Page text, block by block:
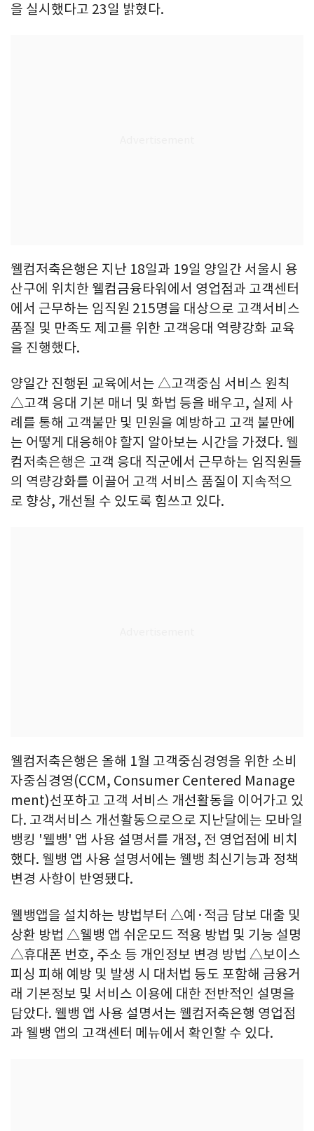
을 실시했다고 23일 밝혔다.
웰컴저축은행은 지난 18일과 19일 양일간 서울시 용
산구에 위치한 웰컴금융타워에서 영업점과 고객센터
에서 근무하는 임직원 215명을 대상으로 고객서비스
품질 및 만족도 제고를 위한 고객응대 역량강화 교육
을 진행했다.
양일간 진행된 교육에서는 △고객중심 서비스 원칙
△고객 응대 기본 매너 및 화법 등을 배우고, 실제 사
례를 통해 고객불만 및 민원을 예방하고 고객 불만에
는 어떻게 대응해야 할지 알아보는 시간을 가졌다. 웰
컴저축은행은 고객 응대 직군에서 근무하는 임직원들
의 역량강화를 이끌어 고객 서비스 품질이 지속적으
로 향상, 개선될 수 있도록 힘쓰고 있다.
웰컴저축은행은 올해 1월 고객중심경영을 위한 소비
자중심경영(CCM, Consumer Centered Manage
ment)선포하고 고객 서비스 개선활동을 이어가고 있
다. 고객서비스 개선활동으로으로 지난달에는 모바일
뱅킹 '웰뱅' 앱 사용 설명서를 개정, 전 영업점에 비치
했다. 웰뱅 앱 사용 설명서에는 웰뱅 최신기능과 정책
변경 사항이 반영됐다.
웰뱅앱을 설치하는 방법부터 △예·적금 담보 대출 및
상환 방법 △웰뱅 앱 쉬운모드 적용 방법 및 기능 설명
△휴대폰 번호, 주소 등 개인정보 변경 방법 △보이스
피싱 피해 예방 및 발생 시 대처법 등도 포함해 금융거
래 기본정보 및 서비스 이용에 대한 전반적인 설명을
담았다. 웰뱅 앱 사용 설명서는 웰컴저축은행 영업점
과 웰뱅 앱의 고객센터 메뉴에서 확인할 수 있다.